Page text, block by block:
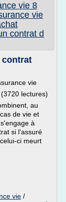
vie 8
vie
contrat d
contrat
vie
lectures)
au
de vie et
à
si l'assuré
ci meurt
vie /